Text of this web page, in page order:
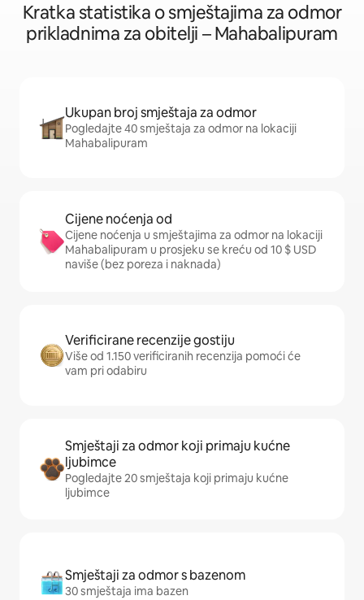
Kratka statistika o smještajima za odmor
prikladnima za obitelji – Mahabalipuram
Ukupan broj smještaja za odmor
Pogledajte 40 smještaja za odmor na lokaciji
Mahabalipuram
Cijene noćenja od
Cijene noćenja u smještajima za odmor na lokaciji
Mahabalipuram u prosjeku se kreću od 10 $ USD
naviše (bez poreza i naknada)
Verificirane recenzije gostiju
Više od 1.150 verificiranih recenzija pomoći će
vam pri odabiru
Smještaji za odmor koji primaju kućne
ljubimce
Pogledajte 20 smještaja koji primaju kućne
ljubimce
Smještaji za odmor s bazenom
30 smještaja ima bazen